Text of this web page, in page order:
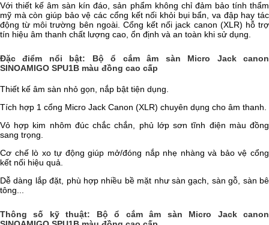
Với thiết kế âm sàn kín đáo, sản phẩm không chỉ đảm bảo tính thẩm
mỹ mà còn giúp bảo vệ các cổng kết nối khỏi bụi bẩn, va đập hay tác
động từ môi trường bên ngoài. Cổng kết nối jack canon (XLR) hỗ trợ
tín hiệu âm thanh chất lượng cao, ổn định và an toàn khi sử dụng.
Đặc điểm nổi bật: Bộ ổ cắm âm sàn Micro Jack canon
SINOAMIGO SPU1B màu đồng cao cấp
Thiết kế âm sàn nhỏ gọn, nắp bật tiện dụng.
Tích hợp 1 cổng Micro Jack Canon (XLR) chuyên dụng cho âm thanh.
Vỏ hợp kim nhôm đúc chắc chắn, phủ lớp sơn tĩnh điện màu đồng
sang trọng.
Cơ chế lò xo tự động giúp mở/đóng nắp nhẹ nhàng và bảo vệ cổng
kết nối hiệu quả.
Dễ dàng lắp đặt, phù hợp nhiều bề mặt như sàn gạch, sàn gỗ, sàn bê
tông...
Thông số kỹ thuật: Bộ ổ cắm âm sàn Micro Jack canon